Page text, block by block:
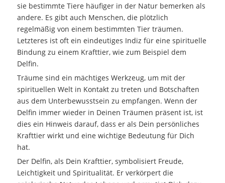
sie bestimmte Tiere häufiger in der Natur bemerken als
andere. Es gibt auch Menschen, die plötzlich
regelmäßig von einem bestimmten Tier träumen.
Letzteres ist oft ein eindeutiges Indiz für eine spirituelle
Bindung zu einem Krafttier, wie zum Beispiel dem
Delfin.
Träume sind ein mächtiges Werkzeug, um mit der
spirituellen Welt in Kontakt zu treten und Botschaften
aus dem Unterbewusstsein zu empfangen. Wenn der
Delfin immer wieder in Deinen Träumen präsent ist, ist
dies ein Hinweis darauf, dass er als Dein persönliches
Krafttier wirkt und eine wichtige Bedeutung für Dich
hat.
Der Delfin, als Dein Krafttier, symbolisiert Freude,
Leichtigkeit und Spiritualität. Er verkörpert die